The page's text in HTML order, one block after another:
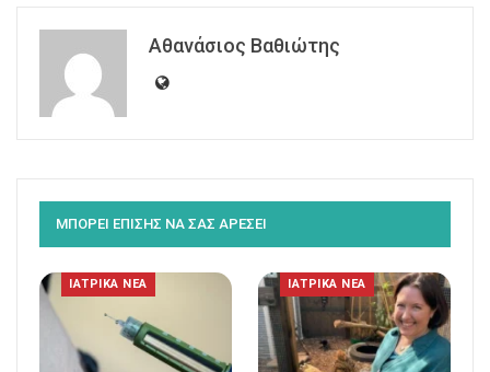
Αθανάσιος Βαθιώτης
ΜΠΟΡΕΙ ΕΠΙΣΗΣ ΝΑ ΣΑΣ ΑΡΕΣΕΙ
ΙΑΤΡΙΚΑ ΝΕΑ ΙΑΤΡΙΚΑ ΝΕΑ